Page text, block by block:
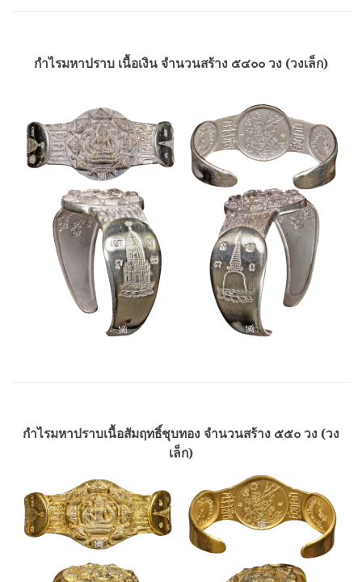
กำไรมหาปราบ เนื้อเงิน จำนวนสร้าง ๕๔๐๐ วง (วงเล็ก)
กำไรมหาปราบเนื้อสัมฤทธิ์ชุบทอง จำนวนสร้าง ๕๕๐ วง (วง
เล็ก)